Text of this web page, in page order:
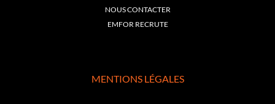
NOUS CONTACTER
EMFOR RECRUTE
MENTIONS LÉGALES